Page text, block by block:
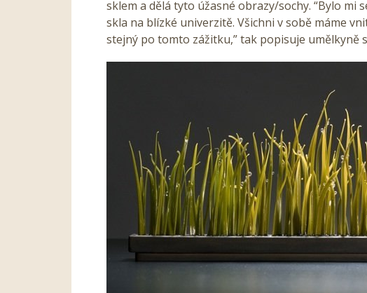
sklem a dělá tyto úžasné obrazy/sochy. “Bylo mi
skla na blízké univerzitě. Všichni v sobě máme
stejný po tomto zážitku,” tak popisuje umělkyně